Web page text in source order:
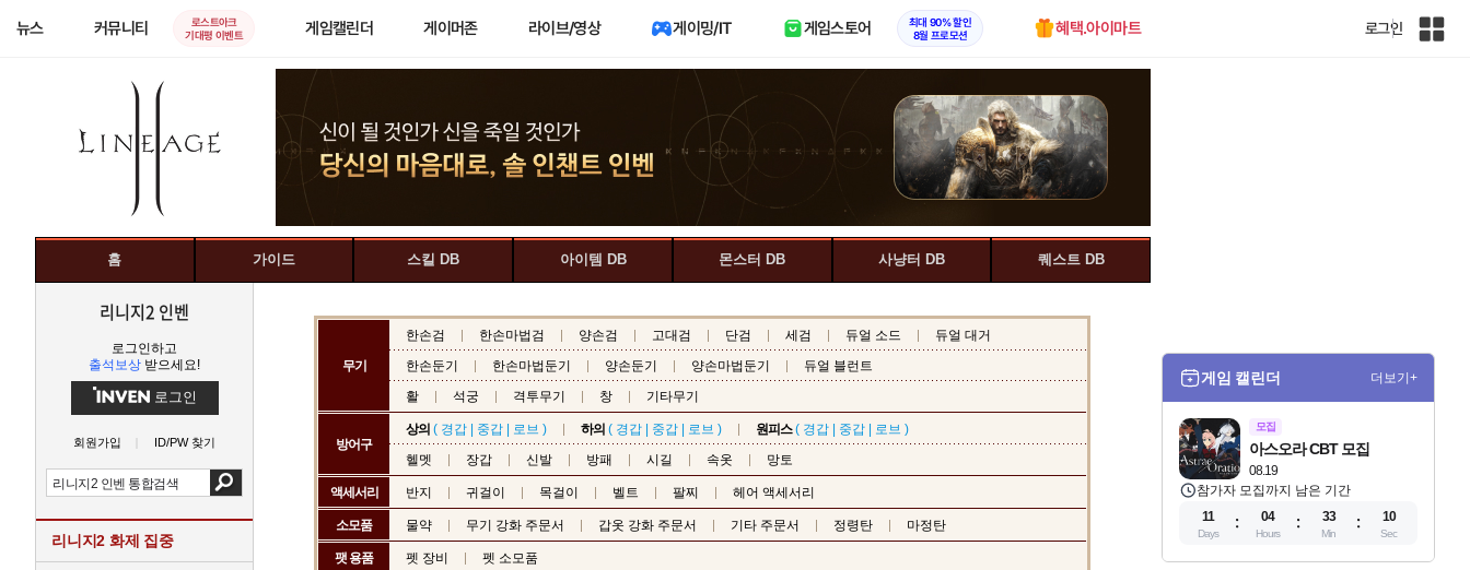
뉴스 커뮤니티
로스트아크
기대평 이벤트
게임캘린더 게이머존 라이브/영상 게이밍/IT 게임스토어
최대 90% 할인
8월 프로모션
혜택.아이마트 로그인
인
홈 가이드 스킬 DB 아이템 DB 몬스터 DB 사냥터 DB 퀘스트 DB
리니지2 인벤
로그인하고
출석보상 받으세요!
로그인
회원가입 ID/PW 찾기
리니지2 화제 집중
무기
한손검 한손마법검 양손검 고대검 단검 세검 듀얼 소드
듀얼 대거
한손둔기
한손마법둔기 양손둔기 양손마법둔기
듀얼 블런트
활
석궁 격투무기 창 기타무기
방어구
상의 ( 경갑 중갑 로브 ) 하의 ( 경갑 중갑 로브 ) 원피스( 경갑 중갑 로브 )
헬멧
장갑 신발 방패 시길 속옷 망토
액세서리 반지 귀걸이 목걸이 벨트 팔찌 헤어 액세서리
소모품 물약 무기 강화 주문서 갑옷 강화 주문서 기타 주문서 정령탄 마정탄
팻 용품 펫 장비 펫 소모품
게임 캘린더 더보기+
모집
08.19
아스오라 CBT 모집
참가자 모집까지 남은 기간
11
Days
04
Hours
33
Min
09
Sec